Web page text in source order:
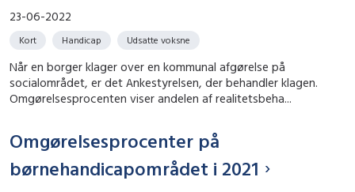
23-06-2022
Kort Handicap Udsatte voksne
Når en borger klager over en kommunal afgørelse på
socialområdet, er det Ankestyrelsen, der behandler klagen.
Omgørelsesprocenten viser andelen af realitetsbeha...
Omgørelsesprocenter på
børnehandicapområdet i 2021